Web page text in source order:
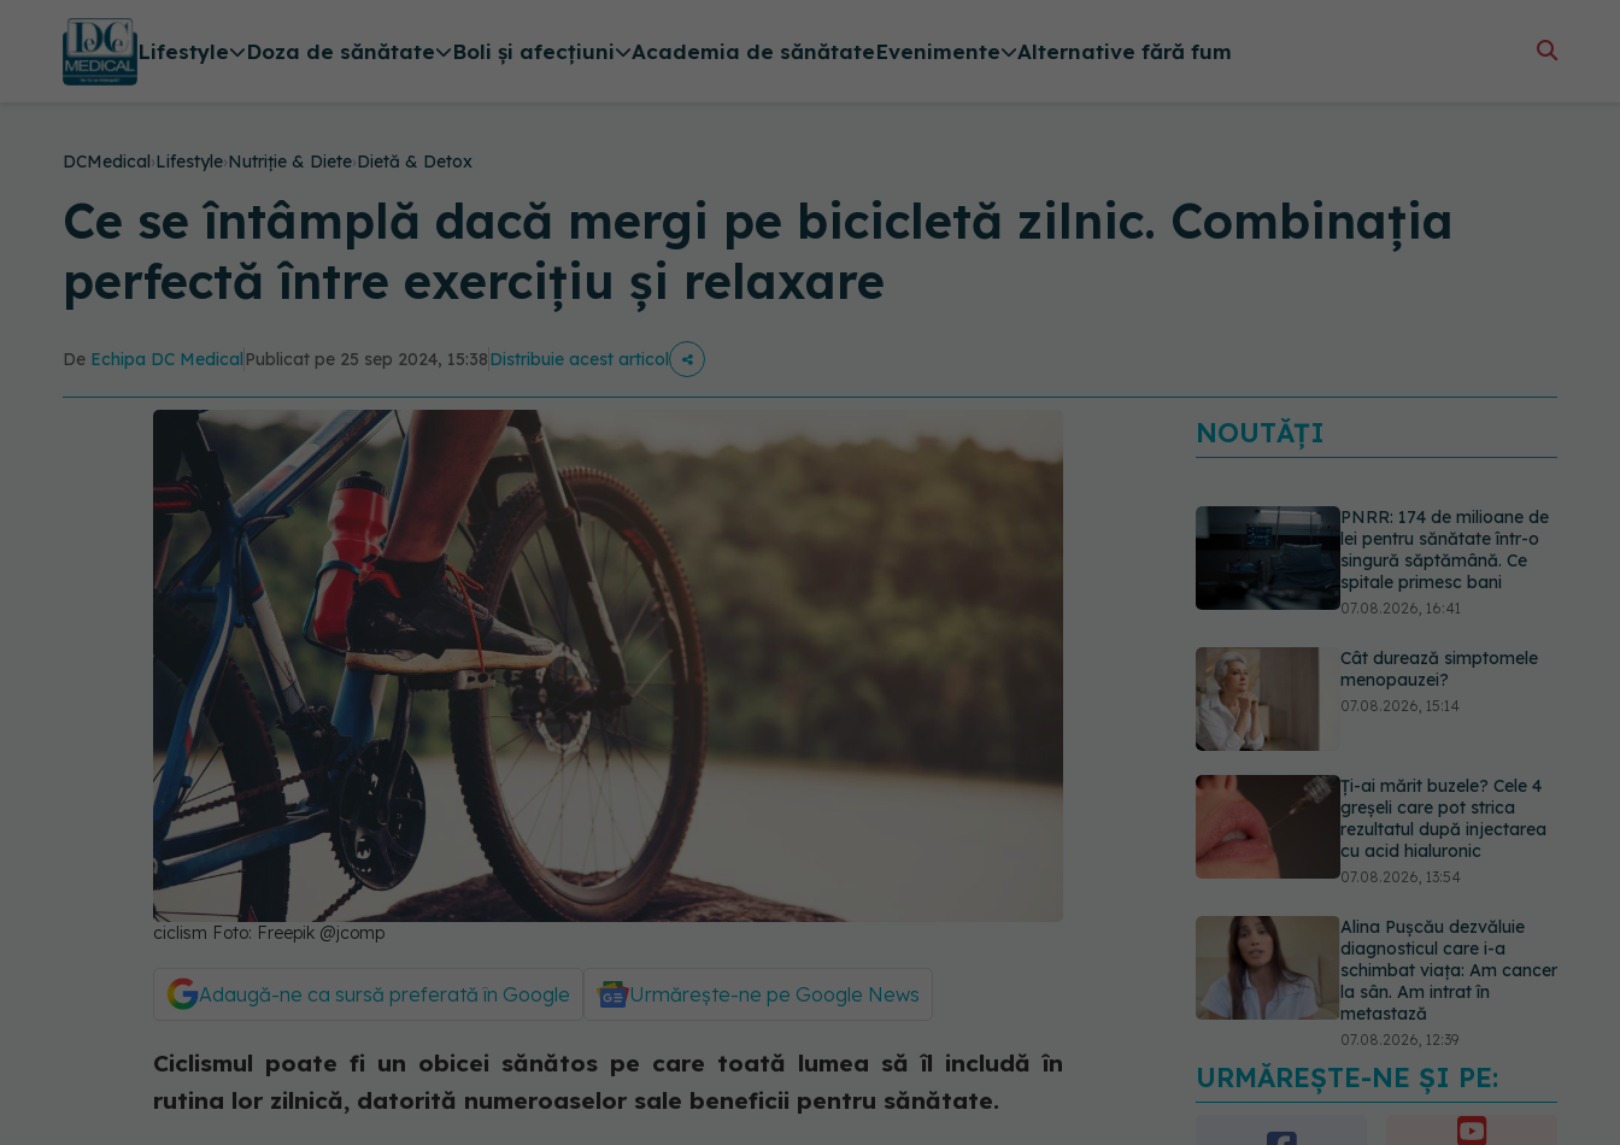
Lifestyle Doza de sănătate Boli și afecțiuni Academia de sănătateEvenimente Alternative fără fum
DCMedical›Lifestyle›Nutriție & Diete›Dietă & Detox
Ce se întâmplă dacă mergi pe bicicletă zilnic. Combinația
perfectă între exercițiu și relaxare
De Echipa DC Medical Publicat pe 25 sep 2024, 15:38Distribuie acest articol
ciclism Foto: Freepik @jcomp
Adaugă-ne ca sursă preferată în Google Urmărește-ne pe Google News
Ciclismul poate fi un obicei sănătos pe care toată lumea să îl includă în
rutina lor zilnică, datorită numeroaselor sale beneficii pentru sănătate.
NOUTĂȚI
PNRR: 174 de milioane de
lei pentru sănătate într-o
singură săptămână. Ce
spitale primesc bani
07.08.2026, 16:41
Cât durează simptomele
menopauzei?
07.08.2026, 15:14
Ți-ai mărit buzele? Cele 4
greșeli care pot strica
rezultatul după injectarea
cu acid hialuronic
07.08.2026, 13:54
Alina Pușcău dezvăluie
diagnosticul care i-a
schimbat viața: Am cancer
la sân. Am intrat în
metastază
07.08.2026, 12:39
Dieta care poate crește
brusc colesterolul. Cine
este mai expus
URMĂREȘTE-NE ȘI PE: